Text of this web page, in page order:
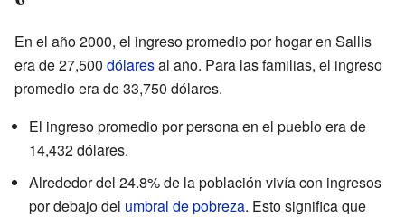
En el año 2000, el ingreso promedio por hogar en Sallis
era de 27,500 dólaresal año. Para las familias, el ingreso
promedio era de 33,750 dólares.
El ingreso promedio por persona en el pueblo era de
14,432 dólares.
Alrededor del 24.8% de la población vivía con ingresos
por debajo del umbral de pobreza. Esto significa que